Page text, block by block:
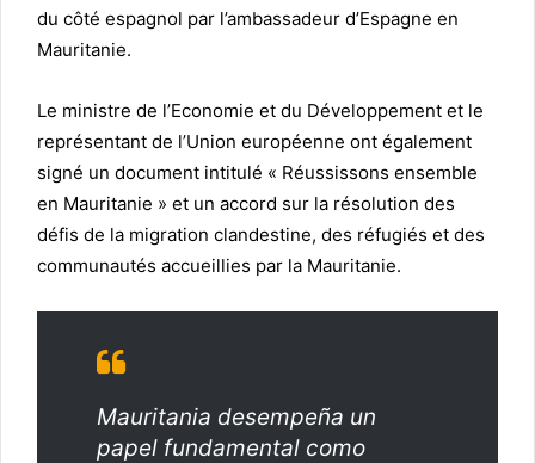
du côté espagnol par l’ambassadeur d’Espagne en
Mauritanie.
Le ministre de l’Economie et du Développement et le
représentant de l’Union européenne ont également
signé un document intitulé « Réussissons ensemble
en Mauritanie » et un accord sur la résolution des
défis de la migration clandestine, des réfugiés et des
communautés accueillies par la Mauritanie.
Mauritania desempeña un
papel fundamental como